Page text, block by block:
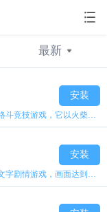
角色扮演
飞行射击
模拟经营
益智游戏
苹果
最新
安装
安装